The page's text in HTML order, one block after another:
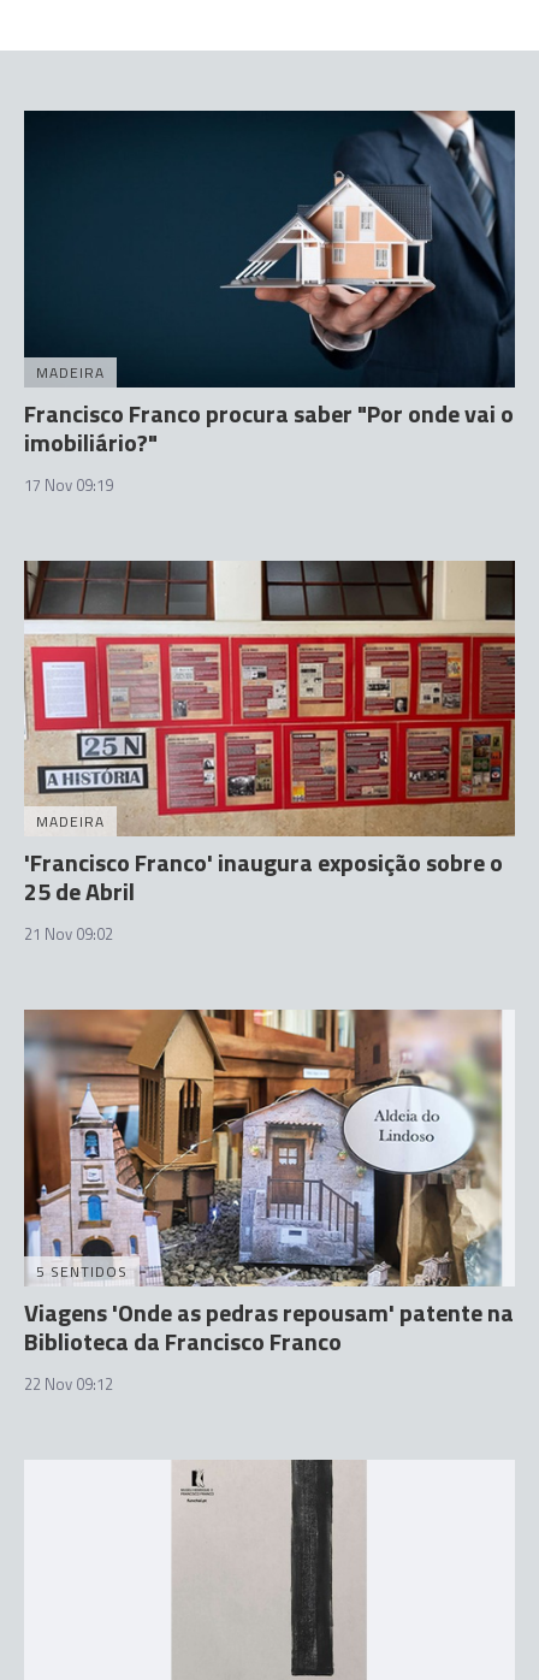
MADEIRA
Francisco Franco procura saber "Por onde vai o
imobiliário?"
17 Nov 09:19
MADEIRA
'Francisco Franco' inaugura exposição sobre o
25 de Abril
21 Nov 09:02
5 SENTIDOS
Viagens 'Onde as pedras repousam' patente na
Biblioteca da Francisco Franco
22 Nov 09:12